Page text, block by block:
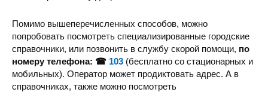
Помимо вышеперечисленных способов, можно
попробовать посмотреть специализированные городские
справочники, или позвонить в службу скорой помощи, по
номеру телефона: ☎ 103 (бесплатно со стационарных и
мобильных). Оператор может продиктовать адрес. А в
справочниках, также можно посмотреть